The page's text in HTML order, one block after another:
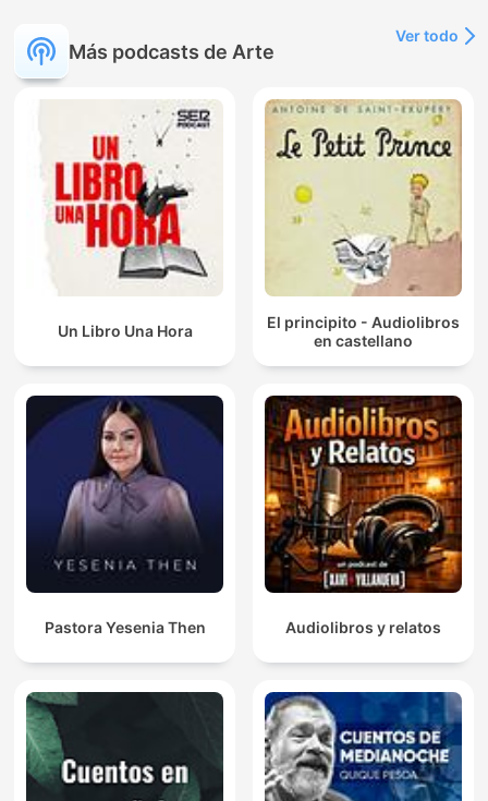
Más podcasts de Arte
Ver todo
Un Libro Una Hora
El principito - Audiolibros
en castellano
Pastora Yesenia Then Audiolibros y relatos